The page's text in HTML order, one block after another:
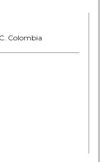
Colombia